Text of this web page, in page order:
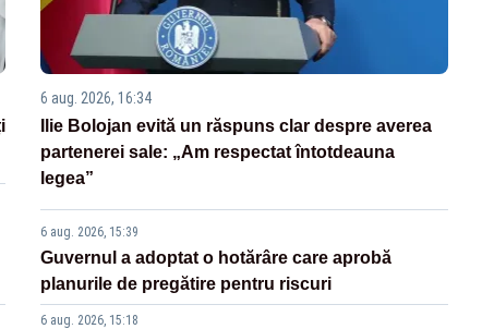
6 aug. 2026, 16:34
Ilie Bolojan evită un răspuns clar despre averea
partenerei sale: „Am respectat întotdeauna
legea”
6 aug. 2026, 15:39
Guvernul a adoptat o hotărâre care aprobă
planurile de pregătire pentru riscuri
6 aug. 2026, 15:18